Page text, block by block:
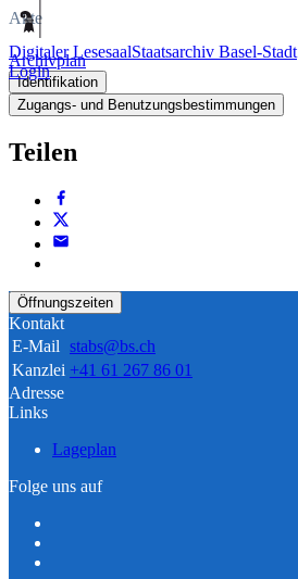
Digitaler LesesaalStaatsarchiv Basel-Stadt
Login
Akte
Archivplan
Identifikation
Zugangs- und Benutzungsbestimmungen
Teilen
Öffnungszeiten
Kontakt
E-Mail stabs@bs.ch
Kanzlei +41 61 267 86 01
Adresse
Links
Lageplan
Folge uns auf